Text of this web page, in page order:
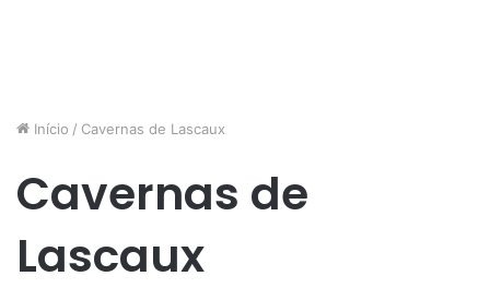
Início / Cavernas de Lascaux
Cavernas de
Lascaux